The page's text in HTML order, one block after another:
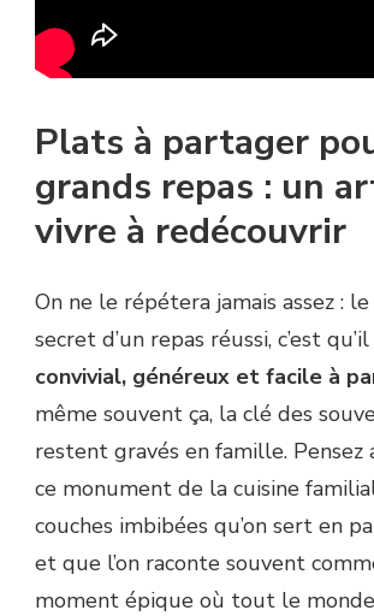
Plats à partager
grands repas : un
vivre à redécouvrir
On ne le répétera jamais assez :
secret d’un repas réussi, c’est
convivial, généreux et facile à
même souvent ça, la clé des
restent gravés en famille. Pensez
ce monument de la cuisine
couches imbibées qu’on sert en
et que l’on raconte souvent
moment épique où tout le monde